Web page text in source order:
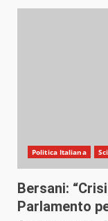
Politica Italiana
Bersani:
Parlamento